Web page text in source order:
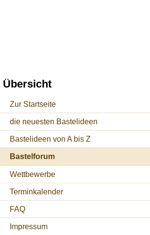
Übersicht
Zur Startseite
die neuesten Bastelideen
Bastelideen von A bis Z
Bastelforum
Wettbewerbe
Terminkalender
FAQ
Impressum